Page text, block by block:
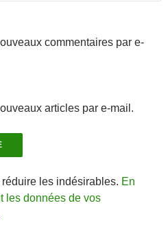
commentaires par e-
articles par e-mail.
les indésirables. En
les données de vos